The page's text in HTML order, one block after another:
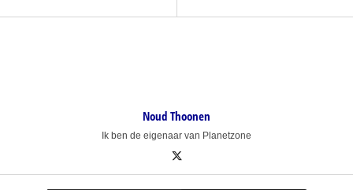
Noud Thoonen
Ik ben de eigenaar van Planetzone